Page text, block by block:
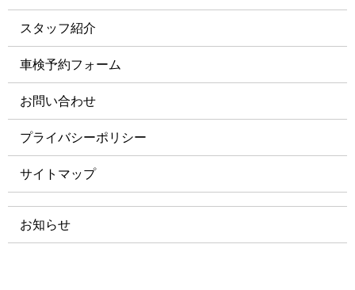
スタッフ紹介
車検予約フォーム
お問い合わせ
プライバシーポリシー
サイトマップ
お知らせ